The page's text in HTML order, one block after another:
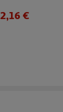
2,16 €